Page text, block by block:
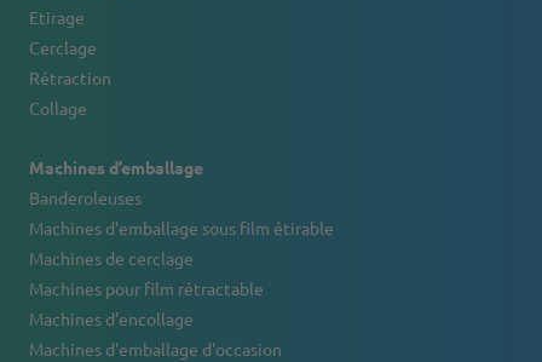
Etirage
Cerclage
Rétraction
Collage
Machines d’emballage
Banderoleuses
Machines d'emballage sous film étirable
Machines de cerclage
Machines pour film rétractable
Machines d’encollage
Machines d'emballage d'occasion